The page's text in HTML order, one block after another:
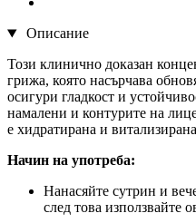
Описание
Този клинично доказан
грижа, която насърчава
осигури гладкост и
намалени и контурите на
е хидратирана и
Начин на употреба:
Нанасяйте сутрин и
след това използвайте